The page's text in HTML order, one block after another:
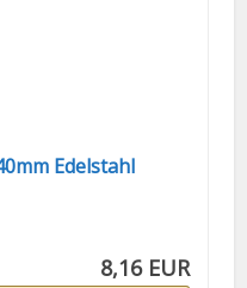
Edelstahl
8,16 EUR